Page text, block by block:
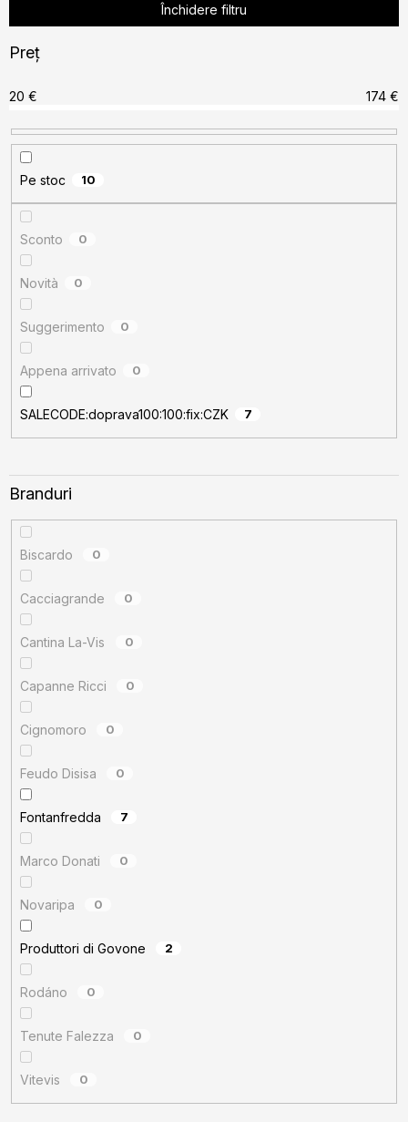
a
r
a
p
r
o
d
u
u
u
Închidere filtru
Preţ
20 € 174 €
Pe stoc 10
Sconto 0
Novità 0
Suggerimento 0
Appena arrivato 0
SALECODE:doprava100:100:fix:CZK 7
Branduri
Biscardo 0
Cacciagrande 0
Cantina La-Vis 0
Capanne Ricci 0
Cignomoro 0
Feudo Disisa 0
Fontanfredda 7
Marco Donati 0
Novaripa 0
Produttori di Govone 2
Rodáno 0
Tenute Falezza 0
Vitevis 0